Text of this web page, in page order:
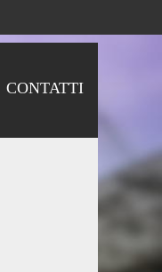
CONTATTI